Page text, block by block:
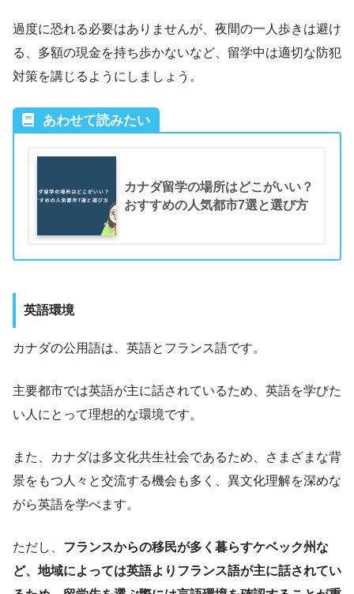
過度に恐れる必要はありませんが、夜間の一人歩きは避け
る、多額の現金を持ち歩かないなど、留学中は適切な防犯
対策を講じるようにしましょう。
あわせて読みたい
カナダ留学の場所はどこがいい？
おすすめの人気都市7選と選び方
英語環境
カナダの公用語は、英語とフランス語です。
主要都市では英語が主に話されているため、英語を学びた
い人にとって理想的な環境です。
また、カナダは多文化共生社会であるため、さまざまな背
景をもつ人々と交流する機会も多く、異文化理解を深めな
がら英語を学べます。
ただし、 フランスからの移民が多く暮らすケベック州な
ど、地域によっては英語よりフランス語が主に話されてい